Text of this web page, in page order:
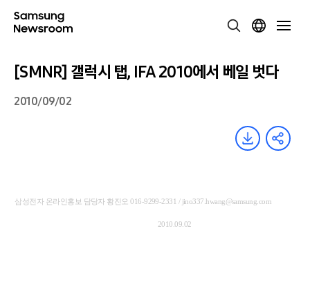
[SMNR] 갤럭시 탭, IFA 2010에서 베일 벗다
2010/09/02
삼성전자 온라인홍보 담당자 황진오 016-9299-2331 / jino337.hwang@samsung.com
2010.09.02